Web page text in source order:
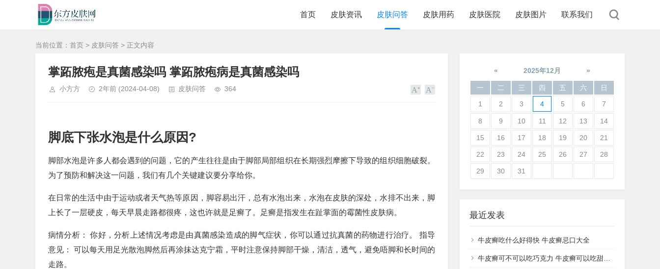
首页 皮肤资讯 皮肤问答 皮肤用药 皮肤医院 皮肤图片 联系我们
当前位置： 首页 > 皮肤问答 > 正文内容
掌跖脓疱是真菌感染吗 掌跖脓疱病是真菌感染吗
小方方 2年前 (2024-04-08) 皮肤问答 364
脚底下张水泡是什么原因?
脚部水泡是许多人都会遇到的问题，它的产生往往是由于脚部局部组织在长期强烈摩擦下导致的组织细胞破裂。
为了预防和解决这一问题，我们有几个关键建议要分享给你。
在日常的生活中由于运动或者天气热等原因，脚容易出汗，总有水泡出来，水泡在皮肤的深处，水排不出来，脚
上长了一层硬皮，每天早晨走路都很疼，这也许就是足癣了。足癣是指发生在趾掌面的霉菌性皮肤病。
病情分析： 你好，分析上述情况考虑是由真菌感染造成的脚气症状，你可以通过抗真菌的药物进行治疗。 指导
意见： 可以每天用足光散泡脚然后再涂抹达克宁霜，平时注意保持脚部干燥，清洁，透气，避免唔脚和长时间的
走路。
« 2025年12月 »
一 二 三 四 五 六 日
1 2 3 4 5 6 7
8 9 10 11 12 13 14
15 16 17 18 19 20 21
22 23 24 25 26 27 28
29 30 31
最近发表
牛皮癣吃什么好得快 牛皮癣忌口大全
牛皮癣可不可以吃巧克力 牛皮癣可以吃甜品吗